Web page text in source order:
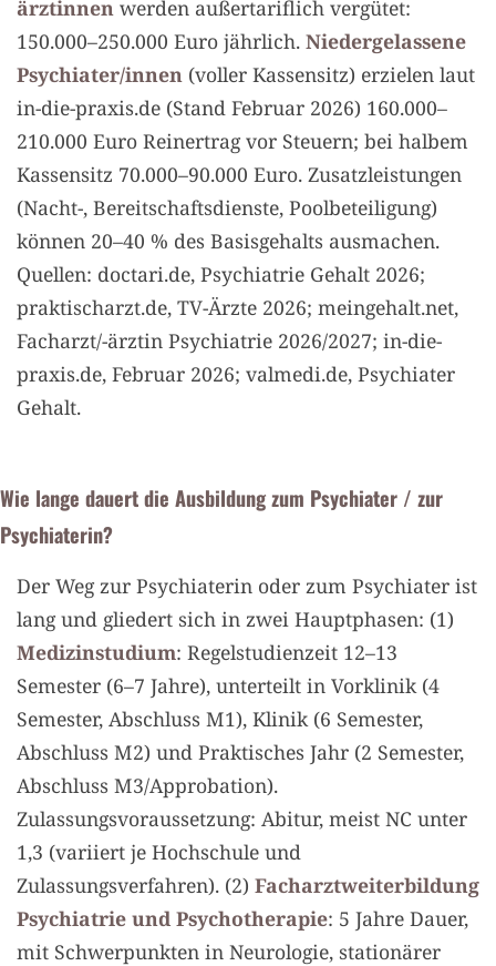
ärztinnen werden außertariflich vergütet:
150.000–250.000 Euro jährlich. Niedergelassene
Psychiater/innen (voller Kassensitz) erzielen laut
in-die-praxis.de (Stand Februar 2026) 160.000–
210.000 Euro Reinertrag vor Steuern; bei halbem
Kassensitz 70.000–90.000 Euro. Zusatzleistungen
(Nacht-, Bereitschaftsdienste, Poolbeteiligung)
können 20–40 % des Basisgehalts ausmachen.
Quellen: doctari.de, Psychiatrie Gehalt 2026;
praktischarzt.de, TV-Ärzte 2026; meingehalt.net,
Facharzt/-ärztin Psychiatrie 2026/2027; in-die-
praxis.de, Februar 2026; valmedi.de, Psychiater
Gehalt.
Wie lange dauert die Ausbildung zum Psychiater / zur
Psychiaterin?
Der Weg zur Psychiaterin oder zum Psychiater ist
lang und gliedert sich in zwei Hauptphasen: (1)
Medizinstudium: Regelstudienzeit 12–13
Semester (6–7 Jahre), unterteilt in Vorklinik (4
Semester, Abschluss M1), Klinik (6 Semester,
Abschluss M2) und Praktisches Jahr (2 Semester,
Abschluss M3/Approbation).
Zulassungsvoraussetzung: Abitur, meist NC unter
1,3 (variiert je Hochschule und
Zulassungsverfahren). (2) Facharztweiterbildung
Psychiatrie und Psychotherapie: 5 Jahre Dauer,
mit Schwerpunkten in Neurologie, stationärer